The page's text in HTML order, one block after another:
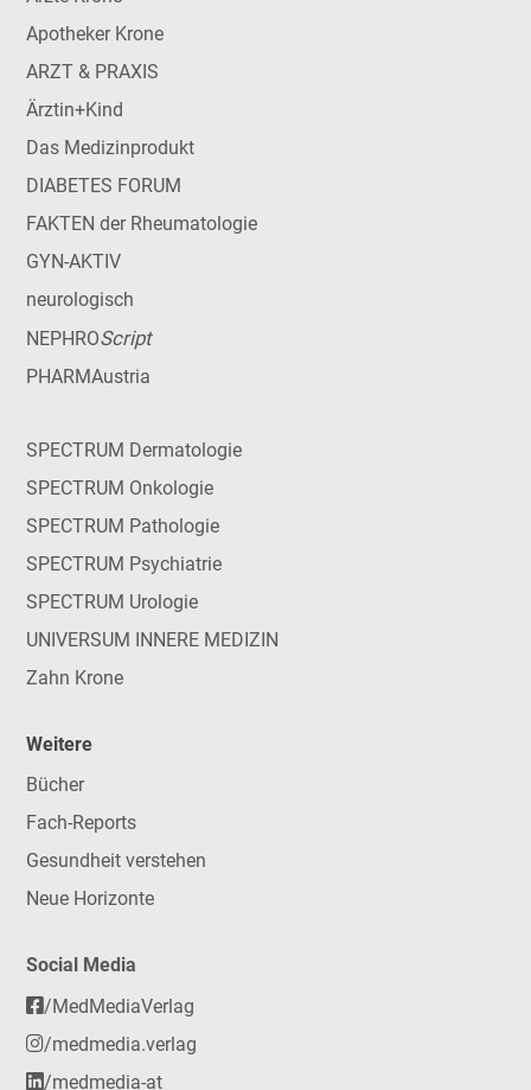
Apotheker Krone
ARZT & PRAXIS
Ärztin+Kind
Das Medizinprodukt
DIABETES FORUM
FAKTEN der Rheumatologie
GYN-AKTIV
neurologisch
NEPHROScript
PHARMAustria
SPECTRUM Dermatologie
SPECTRUM Onkologie
SPECTRUM Pathologie
SPECTRUM Psychiatrie
SPECTRUM Urologie
UNIVERSUM INNERE MEDIZIN
Zahn Krone
Weitere
Bücher
Fach-Reports
Gesundheit verstehen
Neue Horizonte
Social Media
/MedMediaVerlag
/medmedia.verlag
/medmedia-at